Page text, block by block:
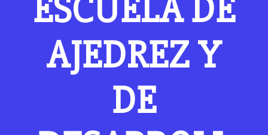
ESCUELA DE
AJEDREZ Y
DE